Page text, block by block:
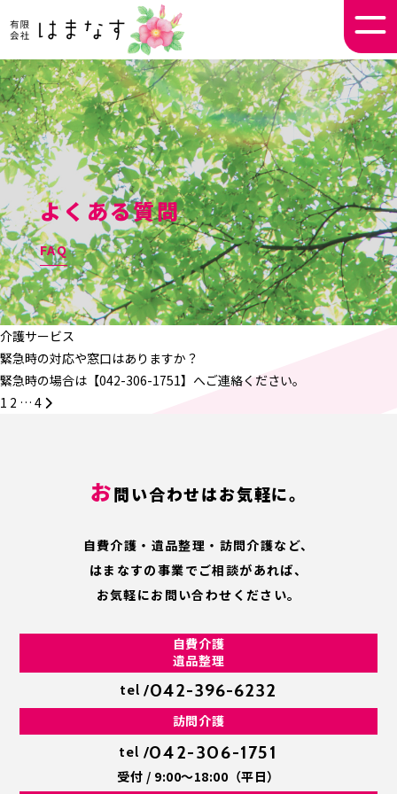
よくある質問
FAQ
介護サービス
緊急時の対応や窓口はありますか？
緊急時の場合は【042-306-1751】へご連絡ください。
1 2 … 4
お問い合わせはお気軽に。
自費介護・遺品整理・訪問介護など、
はまなすの事業で ご相談があれば、
お気軽にお問い合わせください。
自費介護
遺品整理
tel /042-396-6232
訪問介護
tel /042-306-1751
受付 / 9:00～18:00（平日）